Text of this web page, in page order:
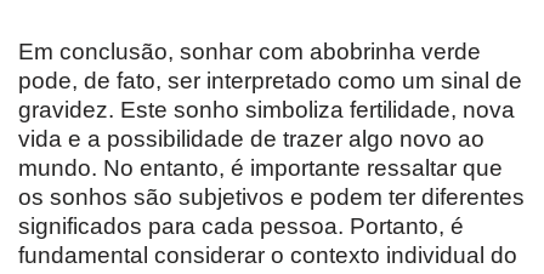
Em conclusão, sonhar com abobrinha verde
pode, de fato, ser interpretado como um sinal de
gravidez. Este sonho simboliza fertilidade, nova
vida e a possibilidade de trazer algo novo ao
mundo. No entanto, é importante ressaltar que
os sonhos são subjetivos e podem ter diferentes
significados para cada pessoa. Portanto, é
fundamental considerar o contexto individual do